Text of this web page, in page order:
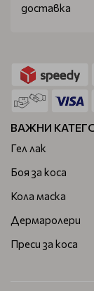
доставка
ВАЖНИ
Гел лак
Боя за коса
Кола маска
Дермаролери
Преси за коса